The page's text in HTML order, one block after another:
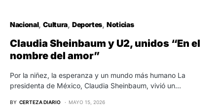
Nacional Cultura Deportes Noticias
Claudia Sheinbaum y U2, unidos “En el
nombre del amor”
Por la niñez, la esperanza y un mundo más humano La
presidenta de México, Claudia Sheinbaum, vivió un…
BY CERTEZA DIARIO MAYO 15, 2026